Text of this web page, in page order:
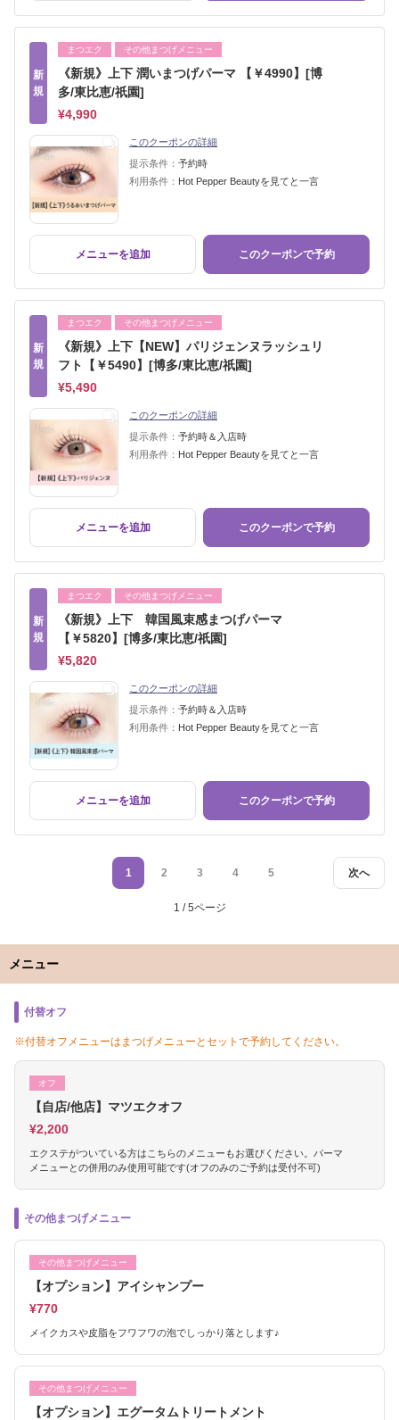
新
規
まつエク その他まつげメニュー
《新規》上下 潤いまつげパーマ 【￥4990】[博
多/東比恵/祇園]
¥4,990
このクーポンの詳細
提示条件： 予約時
利用条件： Hot Pepper Beautyを見てと一言
メニューを追加 このクーポンで予約
新
規
まつエク その他まつげメニュー
《新規》上下【NEW】パリジェンヌラッシュリ
フト【￥5490】[博多/東比恵/祇園]
¥5,490
このクーポンの詳細
提示条件： 予約時＆入店時
利用条件： Hot Pepper Beautyを見てと一言
メニューを追加 このクーポンで予約
新
規
まつエク その他まつげメニュー
《新規》上下 韓国風束感まつげパーマ
【￥5820】[博多/東比恵/祇園]
¥5,820
このクーポンの詳細
提示条件： 予約時＆入店時
利用条件： Hot Pepper Beautyを見てと一言
メニューを追加 このクーポンで予約
次へ
1 2 3 4 5
1 / 5ページ
メニュー
付替オフ
※付替オフメニューはまつげメニューとセットで予約してください。
オフ
【自店/他店】マツエクオフ
¥2,200
エクステがついている方はこちらのメニューもお選びください。パーマ
メニューとの併用のみ使用可能です(オフのみのご予約は受付不可)
その他まつげメニュー
その他まつげメニュー
【オプション】アイシャンプー
¥770
メイクカスや皮脂をフワフワの泡でしっかり落とします♪
その他まつげメニュー
【オプション】エグータムトリートメント